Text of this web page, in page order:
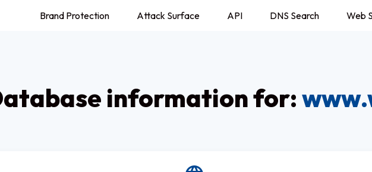
Brand Protection Attack Surface API DNS Search Web
information for: